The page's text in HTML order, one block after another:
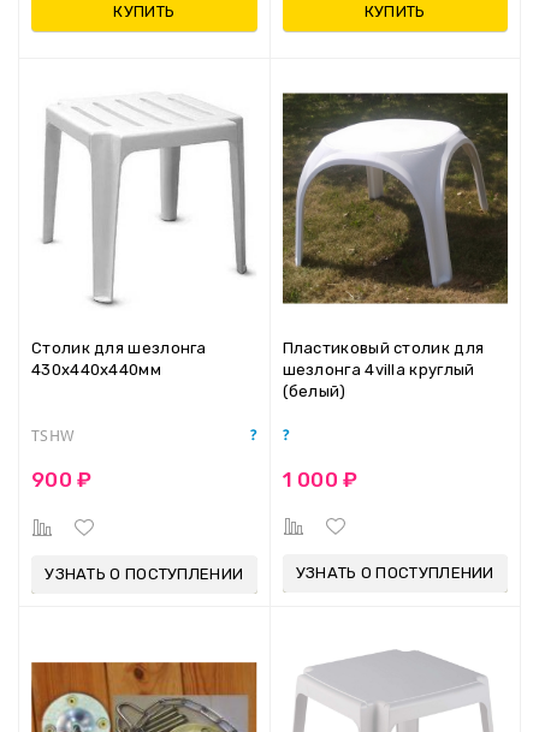
КУПИТЬ КУПИТЬ
Столик для шезлонга
430х440х440мм
TSHW
900 ₽
УЗНАТЬ О ПОСТУПЛЕНИИ
Пластиковый столик для
шезлонга 4villa круглый
(белый)
1 000 ₽
УЗНАТЬ О ПОСТУПЛЕНИИ